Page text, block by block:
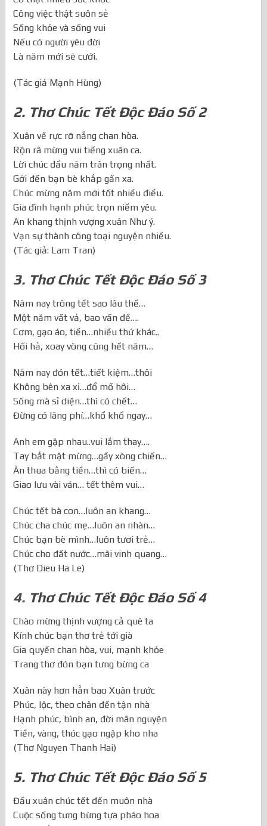
Có thật nhiều sức khỏe
Công việc thật suôn sẻ
Sống khỏe và sống vui
Nếu có người yêu đời
Xuân về rực rỡ nắng chan hòa.
Rộn rã mừng vui tiếng xuân ca.
Lời chúc đầu năm trân trọng nhất.
Gởi đến bạn bè khắp gần xa.
Chúc mừng năm mới tốt nhiều điều.
Gia đình hạnh phúc trọn niềm yêu.
An khang thịnh vượng xuân Như ý.
Vạn sự thành công toại nguyện nhiều.
Năm nay trông tết sao lâu thế…
Một năm vất vả, bao vấn đề….
Cơm, gạo áo, tiền…nhiều thứ khác..
Năm nay đón tết…tiết kiệm…thôi
Không bên xa xỉ…đổ mồ hôi…
Sống mà sỉ diện…thì có chết…
Anh em gặp nhau..vui lắm thay….
Tay bắt mặt mừng…gầy xòng chiến…
Ăn thua bằng tiền…thì có biến…
Chúc tết bà con…luôn an khang…
Chúc cha chúc mẹ…luôn an nhàn…
Chúc bạn bè mình…luôn tươi trẻ…
Chúc cho đất nước…mãi vinh quang…
Chào mừng thịnh vượng cả quê ta
Kính chúc bạn thơ trẻ tới già
Gia quyến chan hòa, vui, mạnh khỏe
Xuân này hơn hẳn bao Xuân trước
Phúc, lộc, theo chân đến tận nhà
Hạnh phúc, bình an, đời mãn nguyện
Tiền, vàng, thóc gạo ngập kho nha
Đầu xuân chúc tết đến muôn nhà